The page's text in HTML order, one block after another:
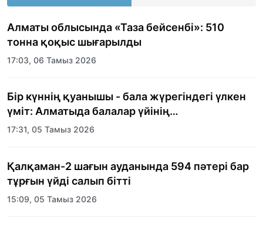
Алматы облысында «Таза бейсенбі»: 510
тонна қоқыс шығарылды
17:03, 06 Тамыз 2026
Бір күннің қуанышы - бала жүрегіндегі үлкен
үміт: Алматыда балалар үйінің
тәрбиеленушілеріне мерекелік күн
17:31, 05 Тамыз 2026
Қалқаман-2 шағын ауданында 594 пәтері бар
тұрғын үйді салып бітті
15:09, 05 Тамыз 2026